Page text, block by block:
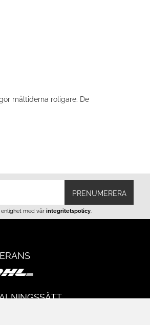
måltiderna roligare. De
PRENUMERERA
med vår integritetspolicy.